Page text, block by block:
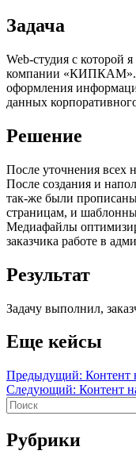
Задача
Web-студия с которой
компании «КИПКАМ».
оформления
данных
Решение
После уточнения всех
После создания и
так-же были
страницам, и
Медиафайлы
заказчика работе в
Результат
Задачу выполнил,
Еще кейсы
Навигация
по
Предыдущий: Контент
Следующий: Контент
Поиск
Рубрики